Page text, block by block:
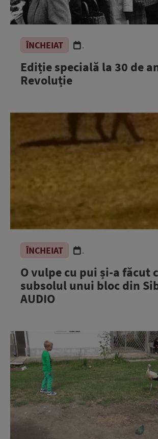
ÎNCHEIAT .
Ediție specială la 30 de
Revoluție
ÎNCHEIAT .
O vulpe cu pui și-a făcut
subsolul unui bloc din
AUDIO